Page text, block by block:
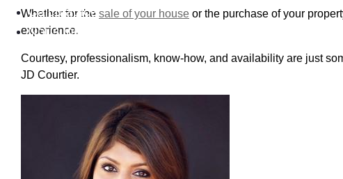
Calculatrice
Nous joindre
Whether for the sale of your house or the purchase of your
experience.
Courtesy, professionalism, know-how, and availability are just
JD Courtier.